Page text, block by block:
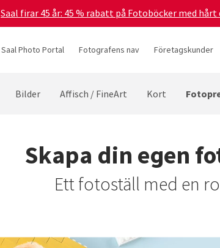
Saal firar 45 år: 45 % rabatt på Fotoböcker med
Saal Photo Portal Fotografens nav Företagskunder
Bilder Affisch / FineArt Kort
Skapa din egen
Ett fotoställ med en